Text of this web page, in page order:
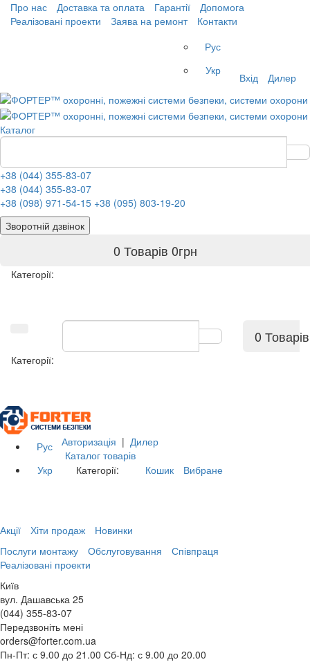
Про нас Доставка та оплата Гарантії
Допомога
Реалізовані проекти
Заява на ремонт
Контакти
Рус
Укр
Вхід Дилер
Каталог
+38 (044) 355-83-07
+38 (044) 355-83-07
+38 (098) 971-54-15 +38 (095) 803-19-20
Зворотній дзвінок
0 Товарів 0грн
Категорії:
0 Товарів
Категорії:
Рус
Укр
Авторизація | Дилер
Каталог товарів
Категорії:
Кошик Вибране
Акції Хіти продаж
Новинки
Послуги монтажу
Обслуговування
Співпраця
Реалізовані проекти
Київ
вул. Дашавська 25
(044) 355-83-07
Передзвоніть мені
orders@forter.com.ua
Пн-Пт: с 9.00 до 21.00 Сб-Нд: с 9.00 до 20.00